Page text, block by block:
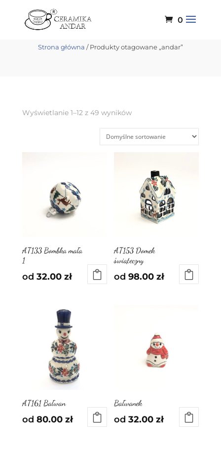
0
Strona główna / Produkty otagowane „andar”
Wyświetlanie 1–12 z 49 wyników
AT133 Bombka mała
1
od 32.00 zł
AT153 Domek
świąteczny
od98.00zł
AT161 Bałwan
od 80.00 zł
Bałwanek
od32.00zł